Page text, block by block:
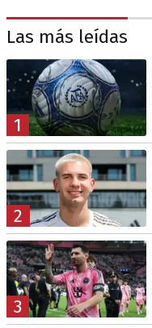
Las más leídas
1
2
3